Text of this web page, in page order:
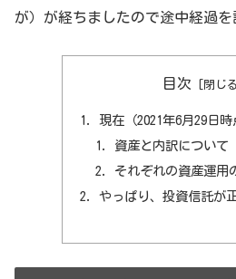
が）が経ちましたので途中経過を
目次
現在（2021年6月29日
資産と内訳について
それぞれの資産運用
やっぱり、投資信託が